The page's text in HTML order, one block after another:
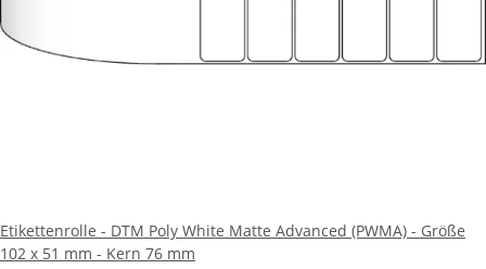
Etikettenrolle - DTM Poly White Matte Advanced (PWMA) - Größe
102 x 51 mm - Kern 76 mm